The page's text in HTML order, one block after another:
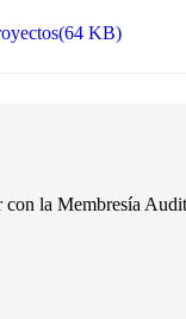
(64 KB)
la Membresía